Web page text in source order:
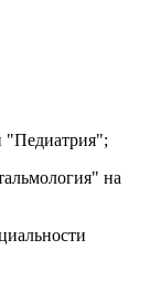
"Педиатрия";
на